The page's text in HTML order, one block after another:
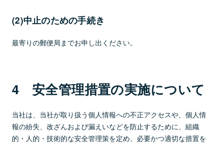
(2)中止のための手続き
最寄りの郵便局までお申し出ください。
4 安全管理措置の実施について
当社は、当社が取り扱う個人情報への不正アクセスや、個人情
報の紛失、改ざんおよび漏えいなどを防止するために、組織
的・人的・技術的な安全管理策を定め、必要かつ適切な措置を